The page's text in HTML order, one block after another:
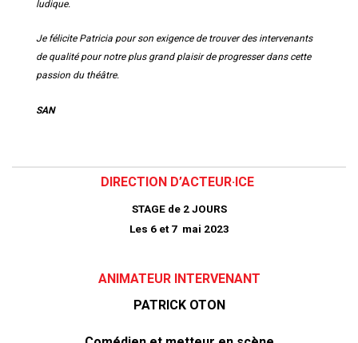
ludique.
Je félicite Patricia pour son exigence de trouver des intervenants
de qualité pour notre plus grand plaisir de progresser dans cette
passion du théâtre.
SAN
DIRECTION D’ACTEUR·ICE
STAGE de 2JOURS
Les 6 et 7 mai 2023
ANIMATEURINTERVENANT
PATRICK OTON